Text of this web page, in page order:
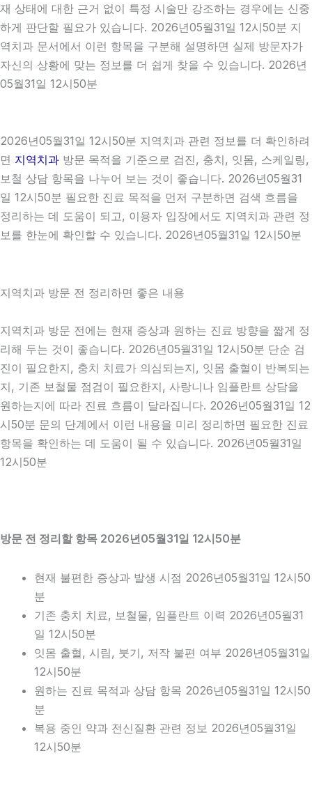
재 상태에 대한 근거 없이 특정 시술만 강조하는 경우에는 신중
하게 판단할 필요가 있습니다. 2026년05월31일 12시50분 지
역치과 문서에서 이런 항목을 구분해 설명하면 실제 방문자가
자신의 상황에 맞는 정보를 더 쉽게 찾을 수 있습니다. 2026년
05월31일 12시50분
2026년05월31일 12시50분 지역치과 관련 정보를 더 확인하려
면 지역치과 방문 목적을 기준으로 검진, 충치, 잇몸, 스케일링,
보철 상담 항목을 나누어 보는 것이 좋습니다. 2026년05월31
일 12시50분 필요한 진료 목적을 먼저 구분하면 검색 흐름을
정리하는 데 도움이 되고, 이용자 입장에서도 지역치과 관련 정
보를 한눈에 확인할 수 있습니다. 2026년05월31일 12시50분
지역치과 방문 전 정리하면 좋은 내용
지역치과 방문 전에는 현재 증상과 원하는 진료 방향을 짧게 정
리해 두는 것이 좋습니다. 2026년05월31일 12시50분 단순 검
진이 필요한지, 충치 치료가 의심되는지, 잇몸 출혈이 반복되는
지, 기존 보철물 점검이 필요한지, 사랑니나 임플란트 상담을
원하는지에 따라 진료 흐름이 달라집니다. 2026년05월31일 12
시50분 문의 단계에서 이런 내용을 미리 정리하면 필요한 진료
항목을 확인하는 데 도움이 될 수 있습니다. 2026년05월31일
12시50분
방문 전 정리할 항목 2026년05월31일 12시50분
현재 불편한 증상과 발생 시점 2026년05월31일 12시50
분
기존 충치 치료, 보철물, 임플란트 이력 2026년05월31
일 12시50분
잇몸 출혈, 시림, 붓기, 저작 불편 여부 2026년05월31일
12시50분
원하는 진료 목적과 상담 항목 2026년05월31일 12시50
분
복용 중인 약과 전신질환 관련 정보 2026년05월31일
12시50분